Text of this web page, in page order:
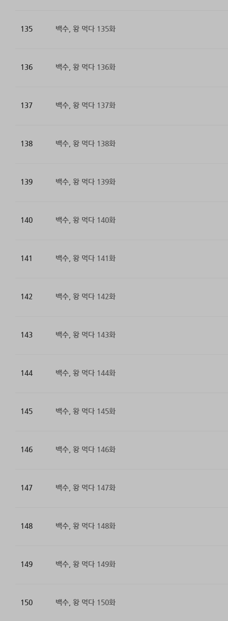
135 백수, 왕 먹다 135화
136 백수, 왕 먹다 136화
137 백수, 왕 먹다 137화
138 백수, 왕 먹다 138화
139 백수, 왕 먹다 139화
140 백수, 왕 먹다 140화
141 백수, 왕 먹다 141화
142 백수, 왕 먹다 142화
143 백수, 왕 먹다 143화
144 백수, 왕 먹다 144화
145 백수, 왕 먹다 145화
146 백수, 왕 먹다 146화
147 백수, 왕 먹다 147화
148 백수, 왕 먹다 148화
149 백수, 왕 먹다 149화
150 백수, 왕 먹다 150화